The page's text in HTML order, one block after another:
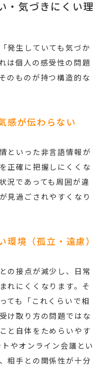
・気づきにくい理
発生していても気づか
は個人の感受性の問題
のものが持つ構造的な
感が伝わらない
といった非言語情報が
正確に把握しにくくな
況であっても周囲が違
見過ごされやすくなり
環境（孤立・遠慮）
の接点が減少し、日常
れにくくなります。そ
ても「これくらいで相
け取り方の問題ではな
と自体をためらいやす
やオンライン会議とい
相手との関係性が十分